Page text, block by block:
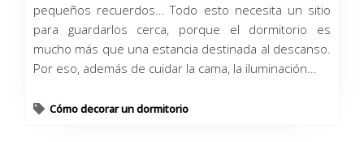
pequeños recuerdos… Todo esto necesita un sitio
para guardarlos cerca, porque el dormitorio es
mucho más que una estancia destinada al descanso.
Por eso, además de cuidar la cama, la iluminación...
Cómo decorar un dormitorio